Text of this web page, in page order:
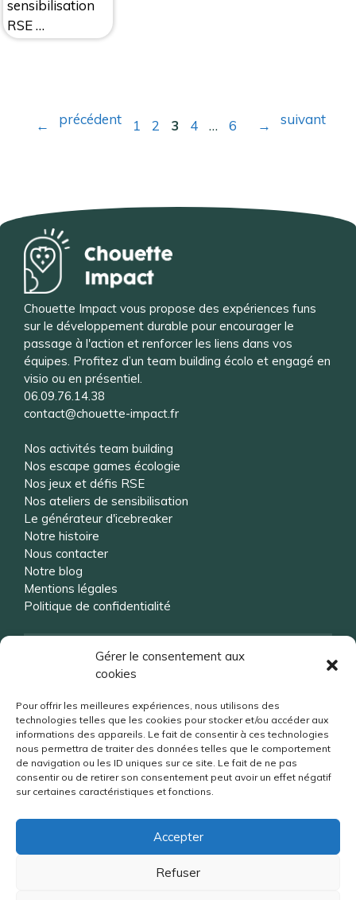
Gérer le consentement aux
cookies
Pour offrir les meilleures expériences, nous utilisons des
technologies telles que les cookies pour stocker et/ou accéder aux
informations des appareils. Le fait de consentir à ces technologies
nous permettra de traiter des données telles que le comportement
de navigation ou les ID uniques sur ce site. Le fait de ne pas
consentir ou de retirer son consentement peut avoir un effet négatif
sur certaines caractéristiques et fonctions.
Accepter
Refuser
sensibilisation
RSE …
articles
← précédent
Page
1 Page
2 Page
3 Page
4 … Page
6 → suivant
Chouette Impact vous propose des expériences funs
sur le développement durable pour encourager le
passage à l'action et renforcer les liens dans vos
équipes. Profitez d’un team building écolo et engagé en
visio ou en présentiel.
06.09.76.14.38
contact@chouette-impact.fr
Nos activités team building
Nos escape games écologie
Nos jeux et défis RSE
Nos ateliers de sensibilisation
Le générateur d'icebreaker
Notre histoire
Nous contacter
Notre blog
Mentions légales
Politique de confidentialité
Vous souhaitez être rappelé ?